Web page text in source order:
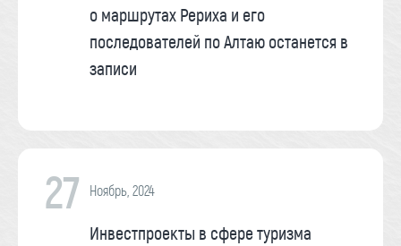
о маршрутах Рериха и его
последователей по Алтаю останется в
записи
27 Ноябрь, 2024
Инвестпроекты в сфере туризма